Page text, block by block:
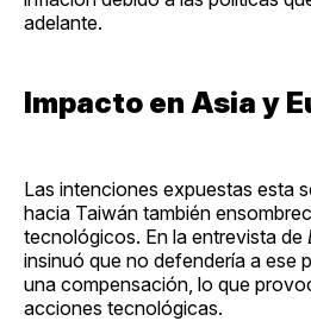
adelante.
Impacto en Asia y
Las intenciones expuestas esta
hacia Taiwán también
tecnológicos. En la entrevista de
insinuó que no defendería a ese
una compensación, lo que
acciones tecnológicas.